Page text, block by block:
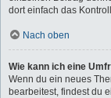
dort einfach das
Nach oben
Wie kann ich eine
Wenn du ein neues
bearbeitest, findest du